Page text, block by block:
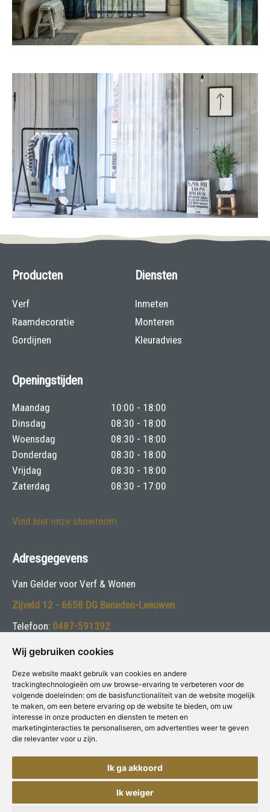
Wij gebruiken cookies
Deze website maakt gebruik van cookies en andere
trackingtechnologieën om uw browse-ervaring te verbeteren voor de
volgende doeleinden: om de basisfunctionaliteit van de website mogelijk
te maken, om een betere ervaring op de website te bieden, om uw
interesse in onze producten en diensten te meten en
marketinginteracties te personaliseren, om advertenties weer te geven
die relevanter voor u zijn.
Ik ga akkoord
Ik weiger
Producten
Verf
Raamdecoratie
Gordijnen
Diensten
Inmeten
Monteren
Kleuradvies
Openingstijden
Maandag
10:00 - 18:00
Dinsdag
08:30 - 18:00
Woensdag
08:30 - 18:00
Donderdag
08:30 - 18:00
Vrijdag
08:30 - 18:00
Zaterdag
08:30 - 17:00
Vind hier onze showroom
Adresgegevens
Van Gelder voor Verf & Wonen
Zijveld 12 - 6658 DG Beneden-Leeuwen
Telefoon: 0487-591392
E-mail:info@vangelderverf.nl
Volg ons:
Copyright © Concepts & Companies BV. Alle rechten voorbehouden.